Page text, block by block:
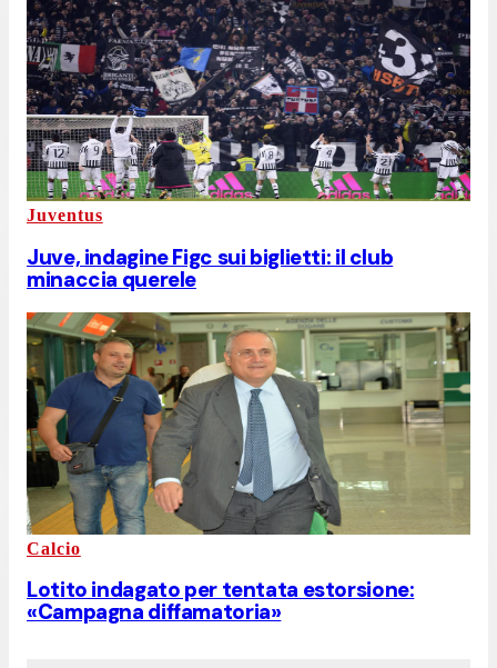
Juventus
Juve, indagine Figc sui biglietti: il club
minaccia querele
Calcio
Lotito indagato per tentata estorsione:
«Campagna diffamatoria»